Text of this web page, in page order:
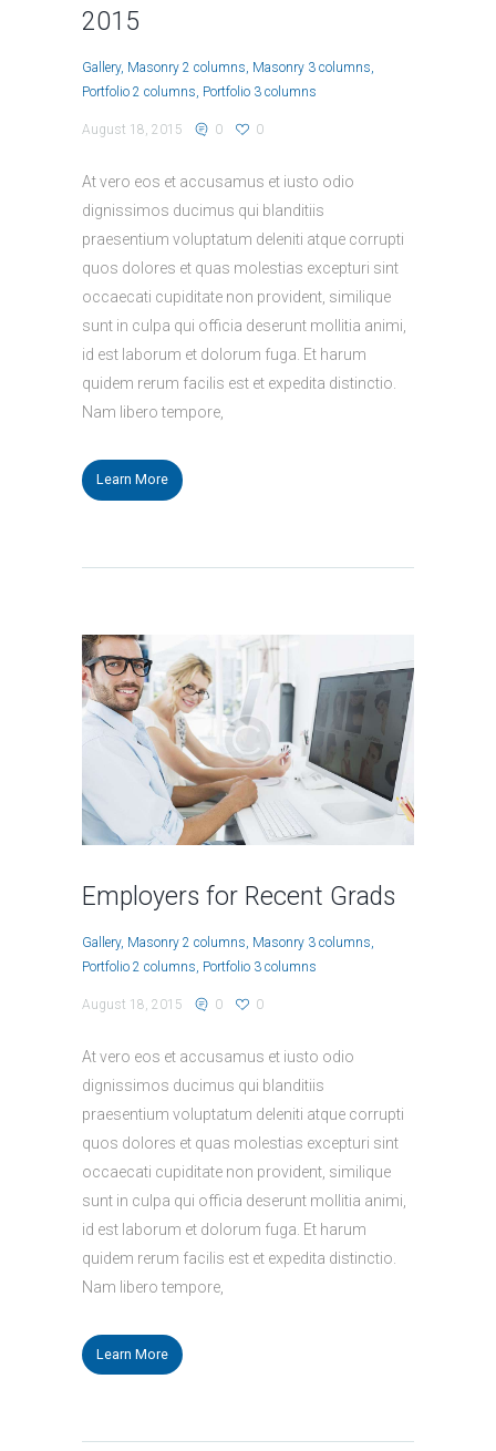
2015
Gallery Masonry 2 columns Masonry 3 columns
Portfolio 2 columns Portfolio 3 columns
August 18, 2015 0 0
At vero eos et accusamus et iusto odio
dignissimos ducimus qui blanditiis
praesentium voluptatum deleniti atque corrupti
quos dolores et quas molestias excepturi sint
occaecati cupiditate non provident, similique
sunt in culpa qui officia deserunt mollitia animi,
id est laborum et dolorum fuga. Et harum
quidem rerum facilis est et expedita distinctio.
Nam libero tempore,
Learn More
Employers for Recent Grads
Gallery Masonry 2 columns Masonry 3 columns
Portfolio 2 columns Portfolio 3 columns
August 18, 2015 0 0
At vero eos et accusamus et iusto odio
dignissimos ducimus qui blanditiis
praesentium voluptatum deleniti atque corrupti
quos dolores et quas molestias excepturi sint
occaecati cupiditate non provident, similique
sunt in culpa qui officia deserunt mollitia animi,
id est laborum et dolorum fuga. Et harum
quidem rerum facilis est et expedita distinctio.
Nam libero tempore,
Learn More